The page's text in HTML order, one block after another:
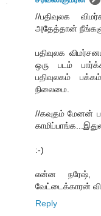
//பதிவுலக
அதேத்தான்
பதிவுலக
ஒரு படம் பார்க்க
பதிவுலகம்
நிலைமை.
//கவுதம் மேனன்
:-)
என்ன நரேஷ்,
வேட்டைக்காரன்
Reply